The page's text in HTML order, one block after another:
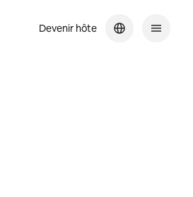
Devenir hôte